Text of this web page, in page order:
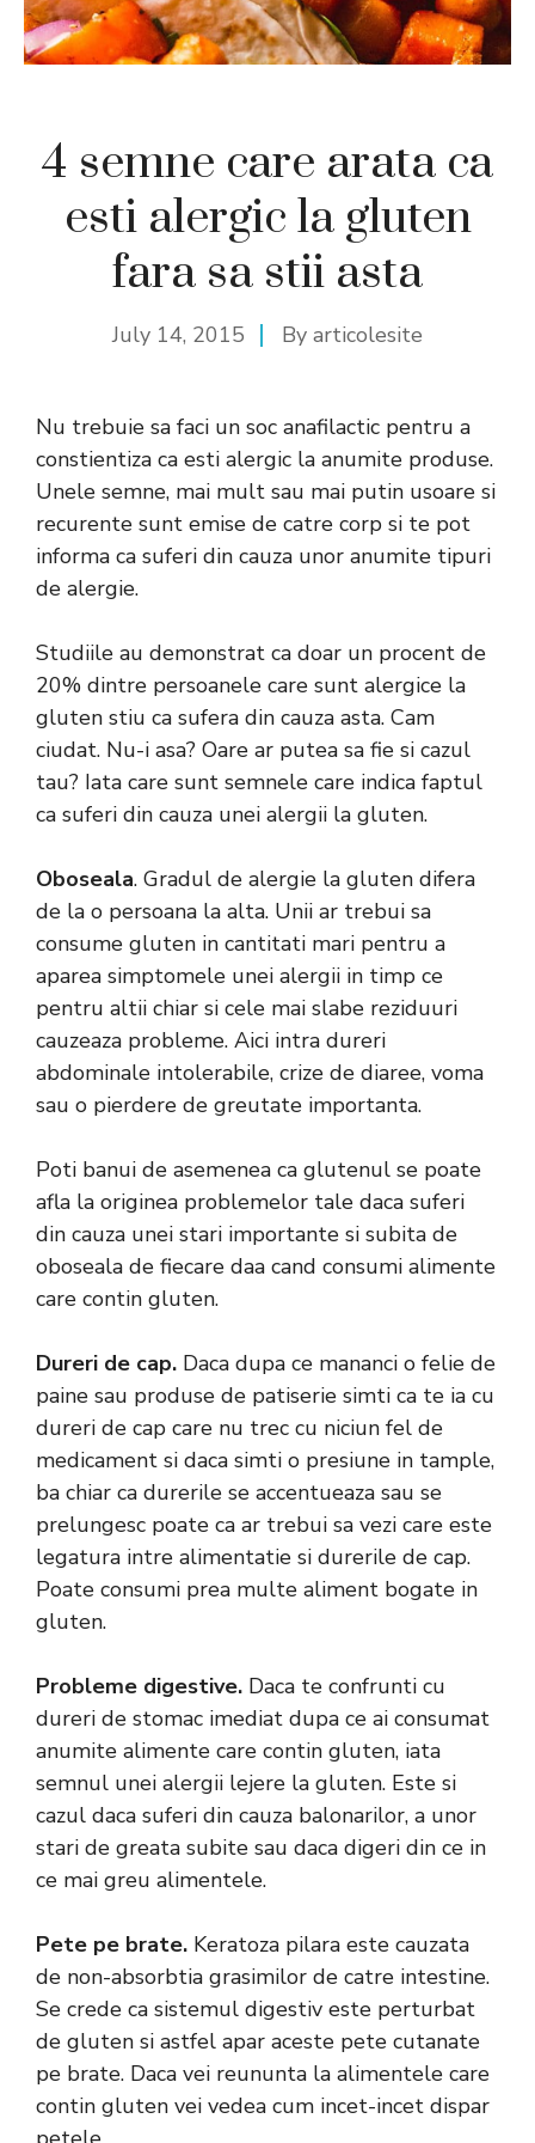
4 semne care arata ca
esti alergic la gluten
fara sa stii asta
July 14, 2015 By articolesite
Nu trebuie sa faci un soc anafilactic pentru a
constientiza ca esti alergic la anumite produse.
Unele semne, mai mult sau mai putin usoare si
recurente sunt emise de catre corp si te pot
informa ca suferi din cauza unor anumite tipuri
de alergie.
Studiile au demonstrat ca doar un procent de
20% dintre persoanele care sunt alergice la
gluten stiu ca sufera din cauza asta. Cam
ciudat. Nu-i asa? Oare ar putea sa fie si cazul
tau? Iata care sunt semnele care indica faptul
ca suferi din cauza unei alergii la gluten.
Oboseala. Gradul de alergie la gluten difera
de la o persoana la alta. Unii ar trebui sa
consume gluten in cantitati mari pentru a
aparea simptomele unei alergii in timp ce
pentru altii chiar si cele mai slabe reziduuri
cauzeaza probleme. Aici intra dureri
abdominale intolerabile, crize de diaree, voma
sau o pierdere de greutate importanta.
Poti banui de asemenea ca glutenul se poate
afla la originea problemelor tale daca suferi
din cauza unei stari importante si subita de
oboseala de fiecare daa cand consumi alimente
care contin gluten.
Dureri de cap. Daca dupa ce mananci o felie de
paine sau produse de patiserie simti ca te ia cu
dureri de cap care nu trec cu niciun fel de
medicament si daca simti o presiune in tample,
ba chiar ca durerile se accentueaza sau se
prelungesc poate ca ar trebui sa vezi care este
legatura intre alimentatie si durerile de cap.
Poate consumi prea multe aliment bogate in
gluten.
Probleme digestive. Daca te confrunti cu
dureri de stomac imediat dupa ce ai consumat
anumite alimente care contin gluten, iata
semnul unei alergii lejere la gluten. Este si
cazul daca suferi din cauza balonarilor, a unor
stari de greata subite sau daca digeri din ce in
ce mai greu alimentele.
Pete pe brate. Keratoza pilara este cauzata
de non-absorbtia grasimilor de catre intestine.
Se crede ca sistemul digestiv este perturbat
de gluten si astfel apar aceste pete cutanate
pe brate. Daca vei reununta la alimentele care
contin gluten vei vedea cum incet-incet dispar